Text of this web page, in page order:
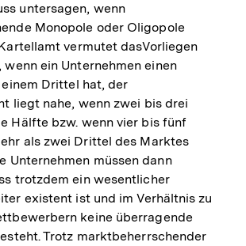
untersagen, wenn
Monopole oder Oligopole
vermutet dasVorliegen
wenn ein Unternehmen einen
Drittel hat, der
liegt nahe, wenn zwei bis drei
Hälfte bzw. wenn vier bis fünf
als zwei Drittel des Marktes
Unternehmen müssen dann
trotzdem ein wesentlicher
existent ist und im Verhältnis zu
keine überragende
Trotz marktbeherrschender